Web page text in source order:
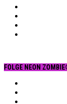
FOLGE NEON